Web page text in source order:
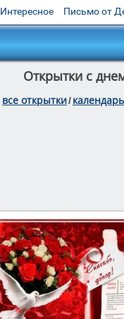
Интересное Письмо от
Открытки с
все открытки/календарь